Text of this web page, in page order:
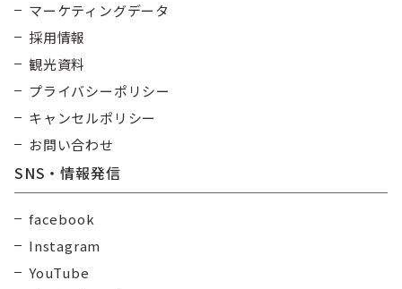
マーケティングデータ
採用情報
観光資料
プライバシーポリシー
キャンセルポリシー
お問い合わせ
SNS・情報発信
facebook
Instagram
YouTube